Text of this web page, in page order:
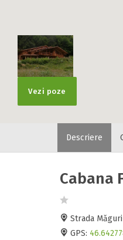
Vezi poze
Descriere
Cabana
Strada
GPS: